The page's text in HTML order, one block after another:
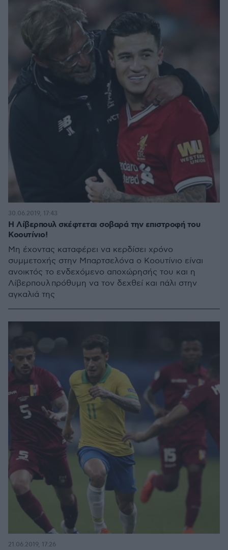
Η Λίβερπουλ σκέφτεται σοβαρά την επιστροφή του
Κοουτίνιο!
Μη έχοντας καταφέρει να κερδίσει χρόνο
συμμετοχής στην Μπαρτσελόνα ο Κοουτίνιο είναι
ανοικτός το ενδεχόμενο αποχώρησής του και η
Λίβερπουλ πρόθυμη να τον δεχθεί και πάλι στην
αγκαλιά της
30.06.2019, 17:43
21.06.2019, 17:26